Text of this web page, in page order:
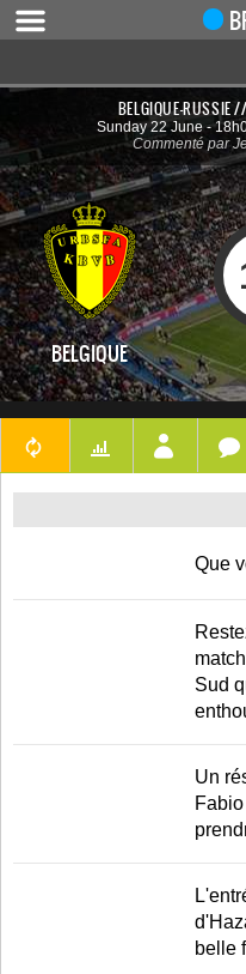
ACCUEIL
ACTUALITÉ
COUPE DU MONDE 2019
MONDIAL 2014
CALENDRIER /
QUARTS DE FINALE
DEMI-FINALES
CLASSEMENTS
LES BUTEURS
LES STADES
COUPE DES
BELGIQUE-RUSSIE
Sunday 22 June -
Commenté par
BELGIQUE
Que
Sud
Un
belle